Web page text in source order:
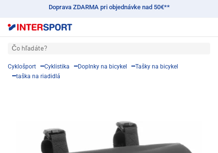
Doprava ZDARMA pri objednávke nad 50€**
Čo hľadáte?
Cyklošport Cyklistika Doplnky na bicykel
Tašky na bicykel
taška na riadidlá